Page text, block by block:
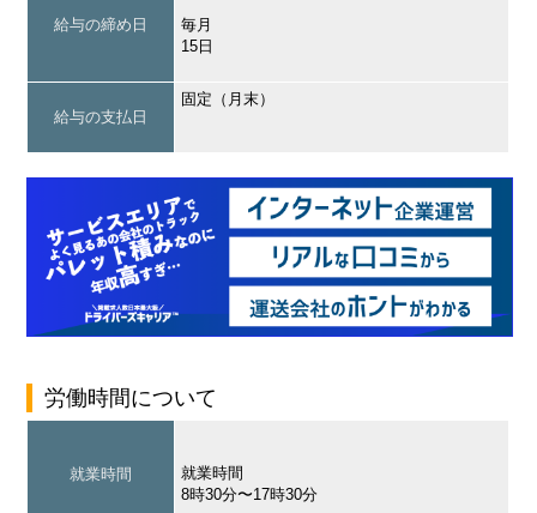
給与の締め日
毎月
15日
給与の支払日
固定（月末）
労働時間について
就業時間
就業時間
8時30分〜17時30分